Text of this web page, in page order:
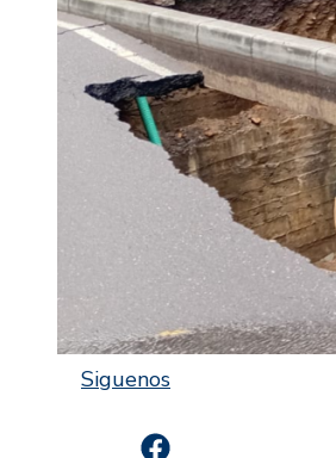
Siguenos